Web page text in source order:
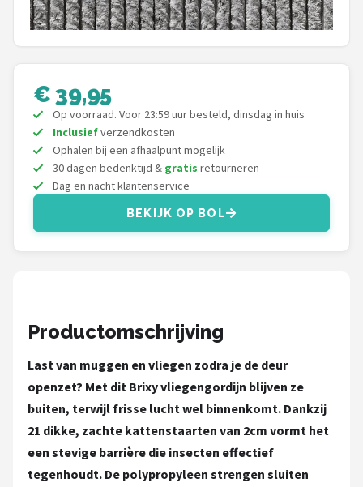
Camp
LifeGoods
Bo-Camp
NOMAD
Gimeg
€ 39,95
Op voorraad. Voor 23:59 uur besteld, dinsdag in huis
Inclusiefverzendkosten
Ophalen bij een afhaalpunt mogelijk
30 dagen bedenktijd & gratis retourneren
Dag en nacht klantenservice
BEKIJK OP BOL
Productomschrijving
Last van muggen en vliegen zodra je de deur
openzet? Met dit Brixy vliegengordijn blijven ze
buiten, terwijl frisse lucht wel binnenkomt. Dankzij
21 dikke, zachte kattenstaarten van 2cm vormt het
een stevige barrière die insecten effectief
tegenhoudt. De polypropyleen strengen sluiten